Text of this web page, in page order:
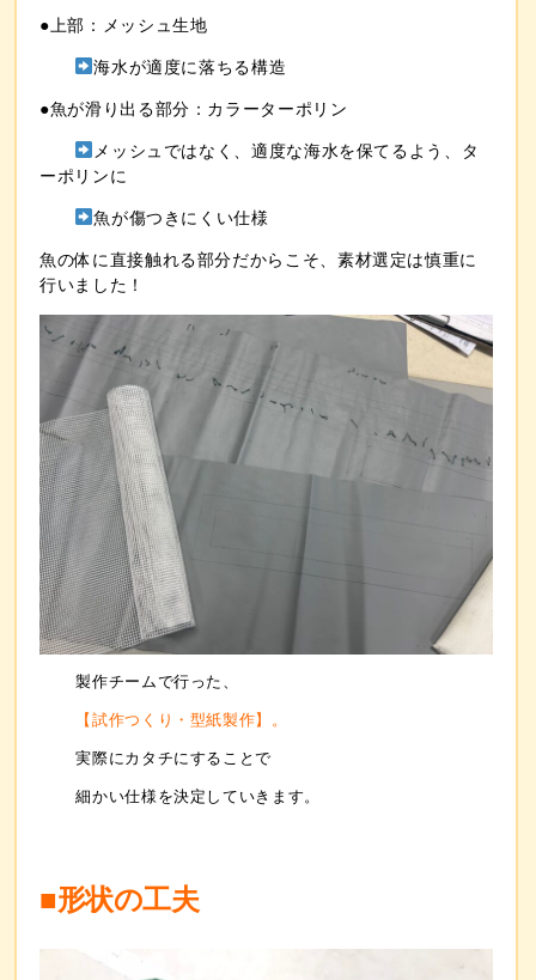
●上部：メッシュ生地
海水が適度に落ちる構造
●魚が滑り出る部分：カラーターポリン
メッシュではなく、適度な海水を保てるよう、タ
ーポリンに
魚が傷つきにくい仕様
魚の体に直接触れる部分だからこそ、素材選定は慎重に
行いました！
製作チームで行った、
【試作つくり・型紙製作】。
実際にカタチにすることで
細かい仕様を決定していきます。
■形状の工夫